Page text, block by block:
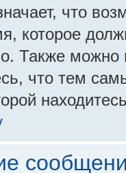
что
которое
Также можно
что тем